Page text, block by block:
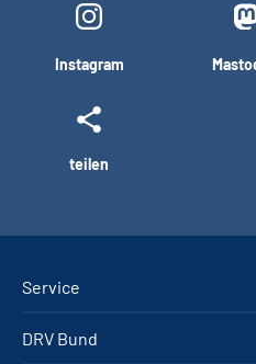
Instagram
teilen
Service
DRV Bund